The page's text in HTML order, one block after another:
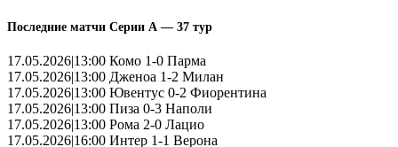
Последние матчи Серии А — 37 тур
17.05.2026|13:00 Комо 1-0 Парма
17.05.2026|13:00 Дженоа 1-2 Милан
17.05.2026|13:00 Ювентус 0-2 Фиорентина
17.05.2026|13:00 Пиза 0-3 Наполи
17.05.2026|13:00 Рома 2-0 Лацио
17.05.2026|16:00 Интер 1-1 Верона